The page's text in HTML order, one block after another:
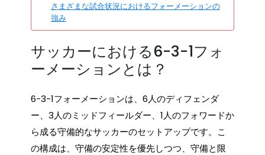
さまざまな試合状況におけるフォーメーションの
強み
サッカーにおける6-3-1フォ
ーメーションとは？
6-3-1フォーメーションは、6人のディフェンダ
ー、3人のミッドフィールダー、1人のフォワードか
ら成る守備的なサッカーのセットアップです。こ
の構成は、守備の安定性を優先しつつ、守備と限